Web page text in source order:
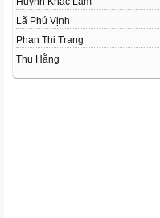
Lã Phú Vịnh
Phan Thi Trang
Thu Hằng